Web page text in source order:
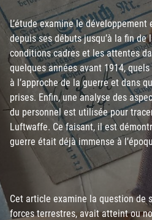
L’étude examine le
depuis ses débuts jusqu’à la fin
conditions cadres et les attentes
quelques années avant 1914,
à l’approche de la guerre et dans
prises. Enfin, une analyse des
du personnel est utilisée pour
Luftwaffe. Ce faisant, il est
guerre était déjà immense à
Cet article examine la question de
forces terrestres, avait atteint ou